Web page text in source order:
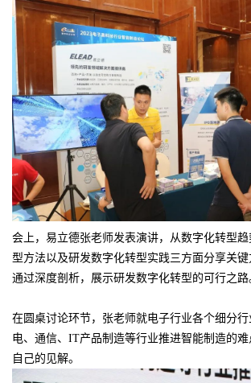
会上，易立德张老师发表演讲，从数字化转型
型方法以及研发数字化转型实践三方面分享关键
通过深度剖析，展示研发数字化转型的可行之路
在圆桌讨论环节，张老师就电子行业各个细分
电、通信、IT产品制造等行业推进智能制造的
自己的见解。